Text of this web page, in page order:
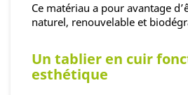
Ce matériau a pour avantage
naturel, renouvelable et
Un tablier en cuir
esthétique